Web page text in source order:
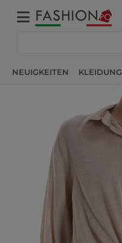
NEUIGKEITEN KLEIDUNG